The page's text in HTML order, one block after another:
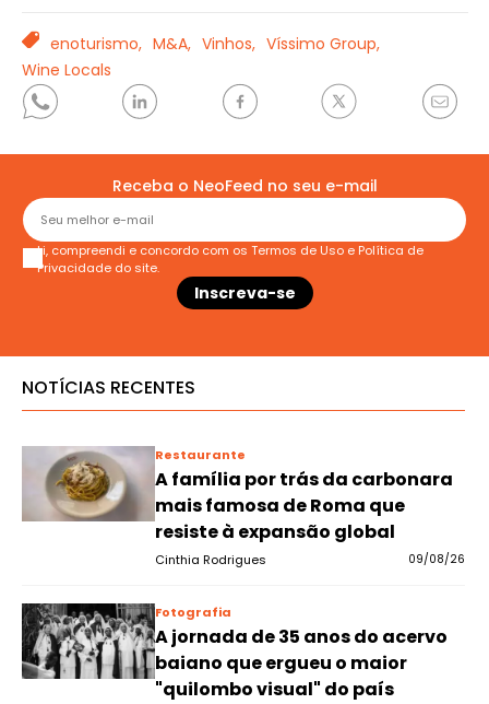
TAGSenoturismo, M&A, Vinhos, Víssimo Group,
Wine Locals
Receba o NeoFeed no seu e-mail
Li, compreendi e concordo com os Termos de Uso e Política de
Privacidade do site.
NOTÍCIAS RECENTES
Restaurante
A família por trás da carbonara
mais famosa de Roma que
resiste à expansão global
Cinthia Rodrigues 09/08/26
Fotografia
A jornada de 35 anos do acervo
baiano que ergueu o maior
"quilombo visual" do país